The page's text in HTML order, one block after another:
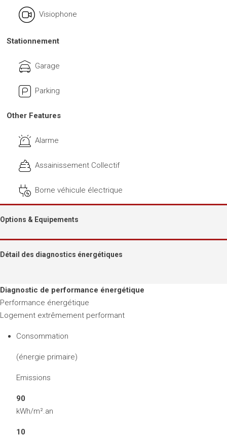
Visiophone
Stationnement
Garage
Parking
Other Features
Alarme
Assainissement Collectif
Borne véhicule électrique
Options & Equipements
Détail des diagnostics énergétiques
Diagnostic de performance énergétique
Performance énergétique
Logement extrêmement performant
Consommation
(énergie primaire)
Emissions
90
kWh/m².an
10